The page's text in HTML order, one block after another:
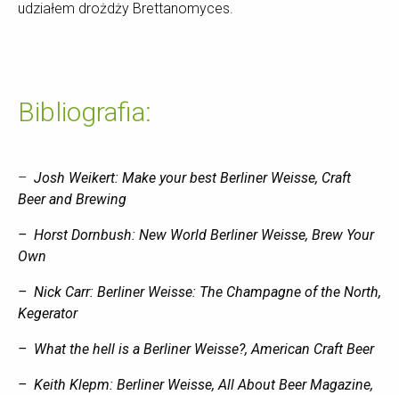
udziałem drożdży Brettanomyces.
Bibliografia:
– Josh Weikert: Make your best Berliner Weisse, Craft
Beer and Brewing
– Horst Dornbush: New World Berliner Weisse, Brew Your
Own
– Nick Carr: Berliner Weisse: The Champagne of the North,
Kegerator
– What the hell is a Berliner Weisse?, American Craft Beer
– Keith Klepm: Berliner Weisse, All About Beer Magazine,